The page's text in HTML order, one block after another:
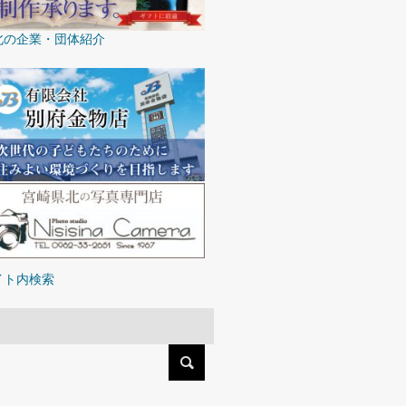
の企業・団体紹介
ト内検索